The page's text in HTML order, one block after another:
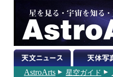
AstroArts 星空ガイド